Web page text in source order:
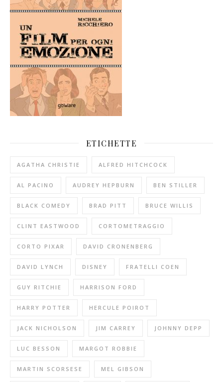
ETICHETTE
AGATHA CHRISTIE ALFRED HITCHCOCK
AL PACINO AUDREY HEPBURN BEN STILLER
BLACK COMEDY BRAD PITT BRUCE WILLIS
CLINT EASTWOOD CORTOMETRAGGIO
CORTO PIXAR DAVID CRONENBERG
DAVID LYNCH DISNEY FRATELLI COEN
GUY RITCHIE HARRISON FORD
HARRY POTTER HERCULE POIROT
JACK NICHOLSON JIM CARREY JOHNNY DEPP
LUC BESSON MARGOT ROBBIE
MARTIN SCORSESE MEL GIBSON